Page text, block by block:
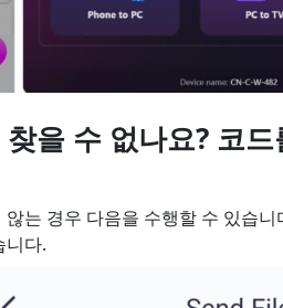
을 수 없나요? 코
는 경우 다음을 수행할 수 있습니
니다.